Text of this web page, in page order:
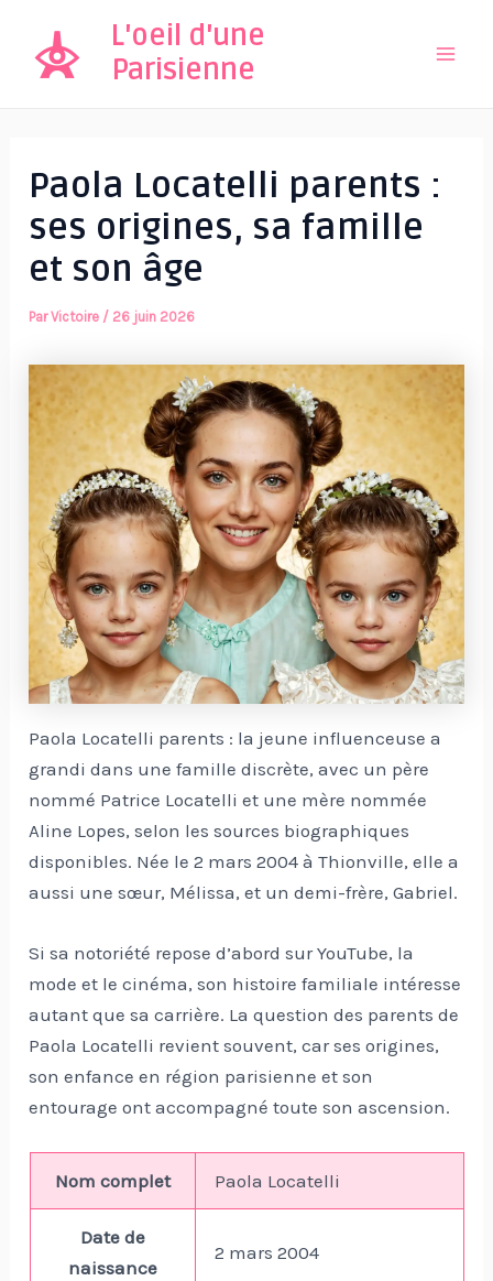
contenu
L'oeil d'une
Parisienne
Paola Locatelli parents :
ses origines, sa famille
et son âge
ParVictoire / 26 juin 2026
Paola Locatelli parents : la jeune influenceuse a
grandi dans une famille discrète, avec un père
nommé Patrice Locatelli et une mère nommée
Aline Lopes, selon les sources biographiques
disponibles. Née le 2 mars 2004 à Thionville, elle a
aussi une sœur, Mélissa, et un demi-frère, Gabriel.
Si sa notoriété repose d’abord sur YouTube, la
mode et le cinéma, son histoire familiale intéresse
autant que sa carrière. La question des parents de
Paola Locatelli revient souvent, car ses origines,
son enfance en région parisienne et son
entourage ont accompagné toute son ascension.
Nom complet Paola Locatelli
Date de
naissance
2 mars 2004